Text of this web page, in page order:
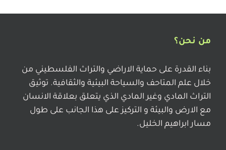
من نحن؟
بناء القدرة على حماية الاراضي والتراث الفلسطيني من
خلال علم المتاحف والسياحة البيئية والثقافية. توثيق
التراث المادي وغير المادي الذي يتعلق بعلاقة الانسان
مع الارض والبيئة و التركيز على هذا الجانب على طول
مسار ابراهيم الخليل.